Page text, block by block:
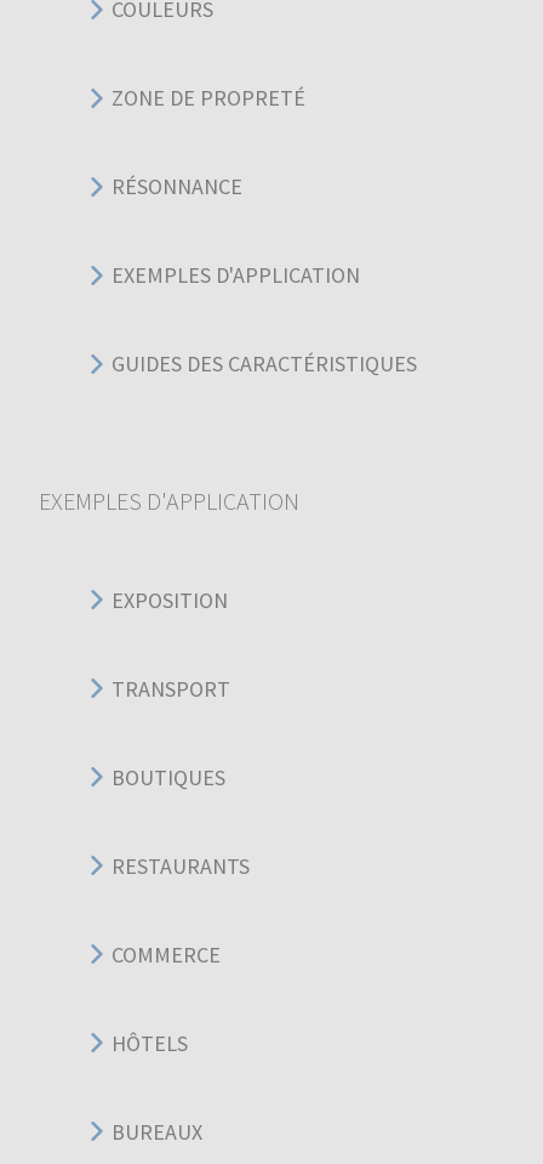
COULEURS
ZONE DE PROPRETÉ
RÉSONNANCE
EXEMPLES D'APPLICATION
GUIDES DES CARACTÉRISTIQUES
EXEMPLES D'APPLICATION
EXPOSITION
TRANSPORT
BOUTIQUES
RESTAURANTS
COMMERCE
HÔTELS
BUREAUX